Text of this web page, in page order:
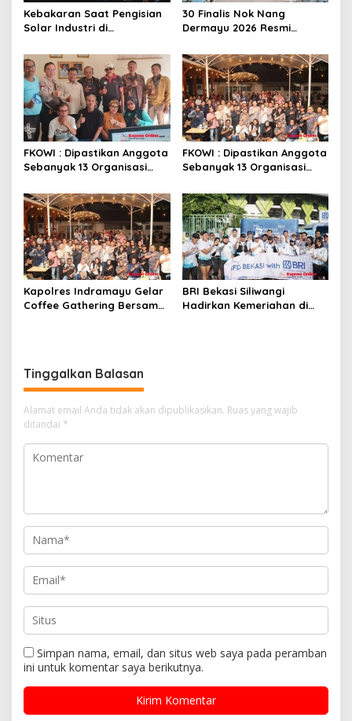
Kebakaran Saat Pengisian
Solar Industri di
Nelayan Hangus, Polisi
Diminta Usut Tuntas
30 Finalis Nok Nang
Dermayu 2026 Resmi
Menuju Duta Daerah
FKOWI : Dipastikan Anggota
Sebanyak 13 Organisasi
Indramayu
FKOWI : Dipastikan Anggota
Sebanyak 13 Organisasi
Indramayu
Kapolres Indramayu Gelar
Coffee Gathering Bersama
BRI Bekasi Siliwangi
Hadirkan Kemeriahan di
Tinggalkan Balasan
Alamat email Anda tidak akan dipublikasikan. Ruas yang wajib
ditandai *
Simpan nama, email, dan situs web saya pada peramban
ini untuk komentar saya berikutnya.